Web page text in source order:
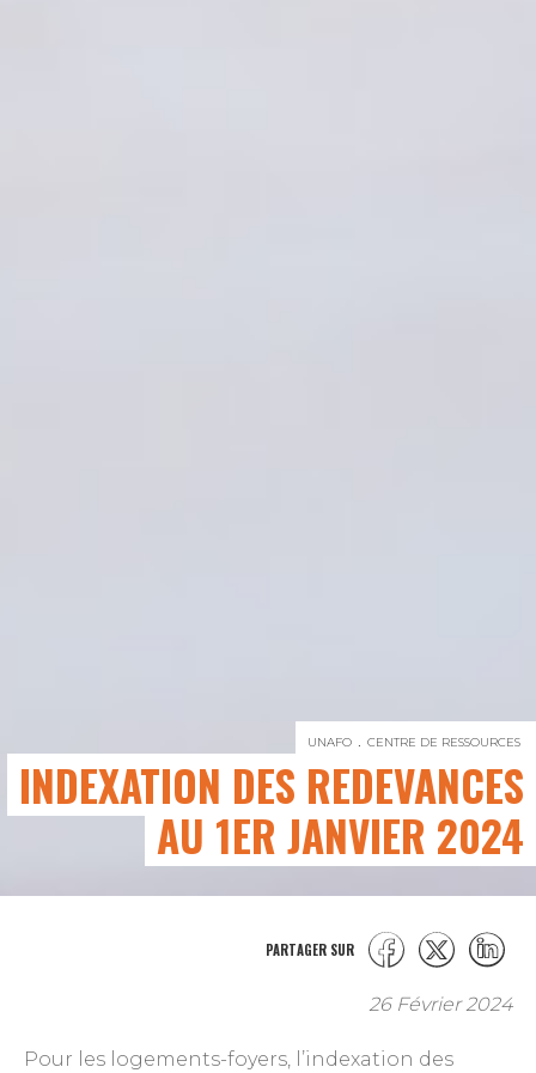
UNAFO CENTRE DE RESSOURCES
INDEXATION DES REDEVANCES
AU 1ER JANVIER 2024
PARTAGER SUR
26 Février 2024
Pour les logements-foyers, l’indexation des